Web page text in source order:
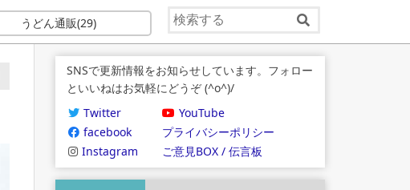
うどん通販(29)
SNSで更新情報をお知らせしています。フォロー
といいねはお気軽にどうぞ (^o^)/
Twitter
YouTube
facebook
プライバシーポリシー
Instagram
ご意見BOX / 伝言板